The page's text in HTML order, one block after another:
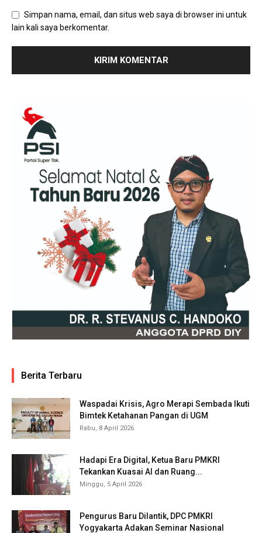
Simpan nama, email, dan situs web saya di browser ini untuk
lain kali saya berkomentar.
Berita Terbaru
Waspadai Krisis, Agro Merapi Sembada Ikuti
Bimtek Ketahanan Pangan di UGM
Rabu, 8 April 2026
Hadapi Era Digital, Ketua Baru PMKRI
Tekankan Kuasai AI dan Ruang...
Minggu, 5 April 2026
Pengurus Baru Dilantik, DPC PMKRI
Yogyakarta Adakan Seminar Nasional